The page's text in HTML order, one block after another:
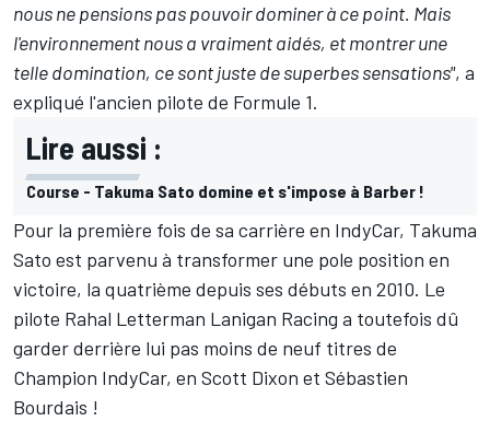
nous ne pensions pas pouvoir dominer à ce point. Mais
l'environnement nous a vraiment aidés, et montrer une
telle domination, ce sont juste de superbes sensations", a
expliqué l'ancien pilote de Formule 1.
Lire aussi :
Course - Takuma Sato domine et s'impose à Barber !
Pour la première fois de sa carrière en IndyCar, Takuma
Sato est parvenu à transformer une pole position en
victoire, la quatrième depuis ses débuts en 2010. Le
pilote Rahal Letterman Lanigan Racing a toutefois dû
garder derrière lui pas moins de neuf titres de
Champion IndyCar, en Scott Dixon et Sébastien
Bourdais !